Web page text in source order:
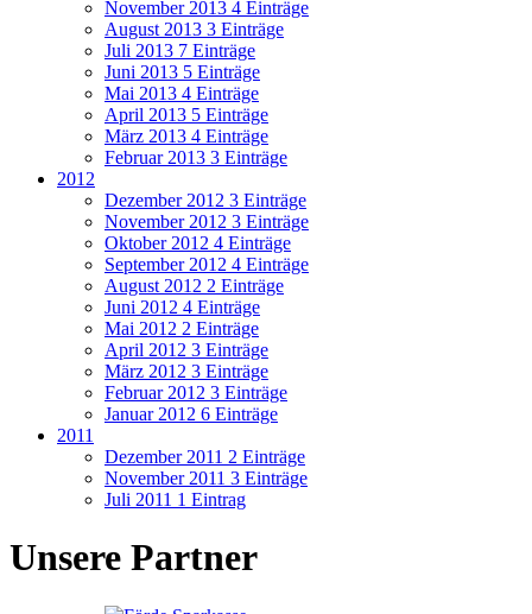
November 2013 4 Einträge
August 2013 3 Einträge
Juli 2013 7 Einträge
Juni 2013 5 Einträge
Mai 2013 4 Einträge
April 2013 5 Einträge
März 2013 4 Einträge
Februar 2013 3 Einträge
2012
Dezember 2012 3 Einträge
November 2012 3 Einträge
Oktober 2012 4 Einträge
September 2012 4 Einträge
August 2012 2 Einträge
Juni 2012 4 Einträge
Mai 2012 2 Einträge
April 2012 3 Einträge
März 2012 3 Einträge
Februar 2012 3 Einträge
Januar 2012 6 Einträge
2011
Dezember 2011 2 Einträge
November 2011 3 Einträge
Juli 2011 1 Eintrag
Unsere Partner